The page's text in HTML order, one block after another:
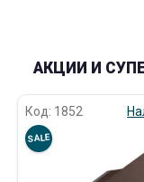
АКЦИИ И
Код: 1852
SALE